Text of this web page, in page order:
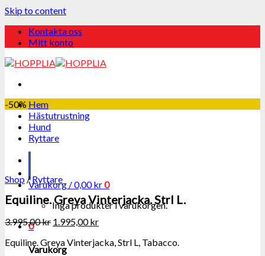
Skip to content
Kontakta oss
Mitt konto
Hem
Hästutrustning
Hund
Ryttare
Varukorg /0,00kr0
Inga produkter i varukorgen.
0
Varukorg
-50%
Shop / Ryttare
Equiline. Greya Vinterjacka. Strl L.
3.995,00kr 1.995,00kr
Equiline. Greya Vinterjacka, Strl L, Tabacco.